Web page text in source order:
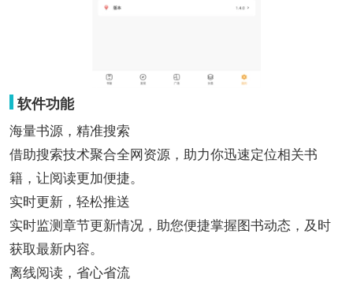
软件功能
海量书源，精准搜索
借助搜索技术聚合全网资源，助力你迅速定位相关书
籍，让阅读更加便捷。
实时更新，轻松推送
实时监测章节更新情况，助您便捷掌握图书动态，及时
获取最新内容。
离线阅读，省心省流